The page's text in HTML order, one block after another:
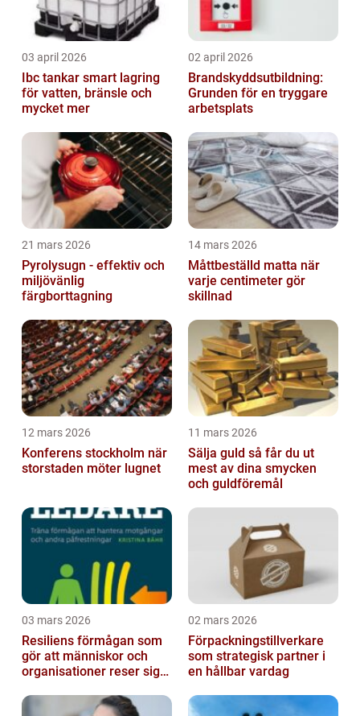
03 april 2026
Ibc tankar smart lagring
för vatten, bränsle och
mycket mer
02 april 2026
Brandskyddsutbildning:
Grunden för en tryggare
arbetsplats
21 mars 2026
Pyrolysugn - effektiv och
miljövänlig
färgborttagning
14 mars 2026
Måttbeställd matta när
varje centimeter gör
skillnad
12 mars 2026
Konferens stockholm när
storstaden möter lugnet
11 mars 2026
Sälja guld så får du ut
mest av dina smycken
och guldföremål
03 mars 2026
Resiliens förmågan som
gör att människor och
organisationer reser sig
02 mars 2026
Förpackningstillverkare
som strategisk partner i
en hållbar vardag